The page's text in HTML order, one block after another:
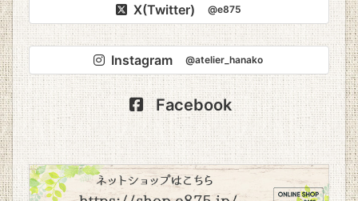
X(Twitter) @e875
Instagram @atelier_hanako
Facebook